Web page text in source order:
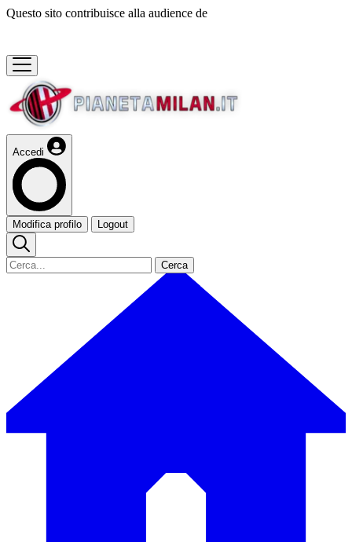
Questo sito contribuisce alla audience de
Accedi
Modifica profilo Logout
Cerca